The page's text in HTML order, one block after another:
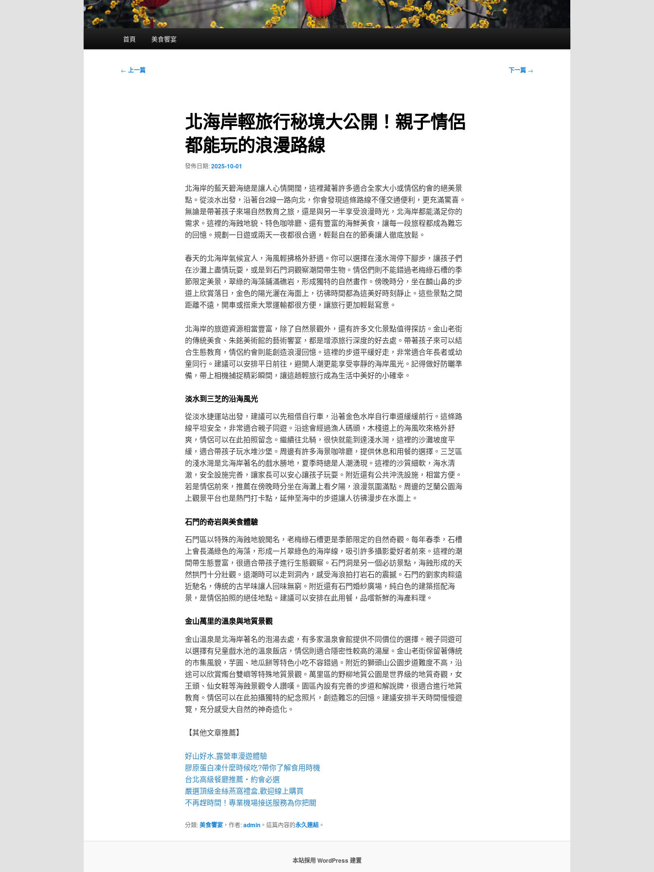
首頁 美食饗宴
文
← 上一篇 下一篇 →
北海岸輕旅行秘境大公開！親子情侶
都能玩的浪漫路線
發佈日期:2025-10-01
北海岸的藍天碧海總是讓人心情開闊，這裡藏著許多適合全家大小或情侶約會的絕美景
點。從淡水出發，沿著台2線一路向北，你會發現這條路線不僅交通便利，更充滿驚喜。
無論是帶著孩子來場自然教育之旅，還是與另一半享受浪漫時光，北海岸都能滿足你的
需求。這裡的海蝕地貌、特色咖啡廳、還有豐富的海鮮美食，讓每一段旅程都成為難忘
的回憶。規劃一日遊或兩天一夜都很合適，輕鬆自在的節奏讓人徹底放鬆。
春天的北海岸氣候宜人，海風輕拂格外舒適。你可以選擇在淺水灣停下腳步，讓孩子們
在沙灘上盡情玩耍，或是到石門洞觀察潮間帶生物。情侶們則不能錯過老梅綠石槽的季
節限定美景，翠綠的海藻鋪滿礁岩，形成獨特的自然畫作。傍晚時分，坐在麟山鼻的步
道上欣賞落日，金色的陽光灑在海面上，彷彿時間都為這美好時刻靜止。這些景點之間
距離不遠，開車或搭乘大眾運輸都很方便，讓旅行更加輕鬆寫意。
北海岸的旅遊資源相當豐富，除了自然景觀外，還有許多文化景點值得探訪。金山老街
的傳統美食、朱銘美術館的藝術饗宴，都是增添旅行深度的好去處。帶著孩子來可以結
合生態教育，情侶約會則能創造浪漫回憶。這裡的步道平緩好走，非常適合年長者或幼
童同行。建議可以安排平日前往，避開人潮更能享受寧靜的海岸風光。記得做好防曬準
備，帶上相機捕捉精彩瞬間，讓這趟輕旅行成為生活中美好的小確幸。
淡水到三芝的沿海風光
從淡水捷運站出發，建議可以先租借自行車，沿著金色水岸自行車道緩緩前行。這條路
線平坦安全，非常適合親子同遊。沿途會經過漁人碼頭，木棧道上的海風吹來格外舒
爽，情侶可以在此拍照留念。繼續往北騎，很快就能到達淺水灣，這裡的沙灘坡度平
緩，適合帶孩子玩水堆沙堡。周邊有許多海景咖啡廳，提供休息和用餐的選擇。三芝區
的淺水灣是北海岸著名的戲水勝地，夏季時總是人潮湧現。這裡的沙質細軟，海水清
澈，安全設施完善，讓家長可以安心讓孩子玩耍。附近還有公共沖洗設施，相當方便。
若是情侶前來，推薦在傍晚時分坐在海灘上看夕陽，浪漫氛圍滿點。周邊的芝蘭公園海
上觀景平台也是熱門打卡點，延伸至海中的步道讓人彷彿漫步在水面上。
石門的奇岩與美食體驗
石門區以特殊的海蝕地貌聞名，老梅綠石槽更是季節限定的自然奇觀。每年春季，石槽
上會長滿綠色的海藻，形成一片翠綠色的海岸線，吸引許多攝影愛好者前來。這裡的潮
間帶生態豐富，很適合帶孩子進行生態觀察。石門洞是另一個必訪景點，海蝕形成的天
然拱門十分壯觀。退潮時可以走到洞內，感受海浪拍打岩石的震撼。石門的劉家肉粽遠
近馳名，傳統的古早味讓人回味無窮。附近還有石門婚紗廣場，純白色的建築搭配海
景，是情侶拍照的絕佳地點。建議可以安排在此用餐，品嚐新鮮的海產料理。
金山萬里的溫泉與地質景觀
金山溫泉是北海岸著名的泡湯去處，有多家溫泉會館提供不同價位的選擇。親子同遊可
以選擇有兒童戲水池的溫泉飯店，情侶則適合隱密性較高的湯屋。金山老街保留著傳統
的市集風貌，芋圓、地瓜餅等特色小吃不容錯過。附近的獅頭山公園步道難度不高，沿
途可以欣賞燭台雙嶼等特殊地質景觀。萬里區的野柳地質公園是世界級的地質奇觀，女
王頭、仙女鞋等海蝕景觀令人讚嘆。園區內設有完善的步道和解說牌，很適合進行地質
教育。情侶可以在此拍攝獨特的紀念照片，創造難忘的回憶。建議安排半天時間慢慢遊
覽，充分感受大自然的神奇造化。
【其他文章推薦】
好山好水,露營車漫遊體驗
膠原蛋白凍什麼時候吃?帶你了解食用時機
台北高級餐廳推薦・約會必選
嚴選頂級金絲燕窩禮盒,歡迎線上購買
不再趕時間！專業機場接送服務為你把關
分類:美食饗宴，作者:admin。這篇內容的永久連結。
本站採用 WordPress 建置